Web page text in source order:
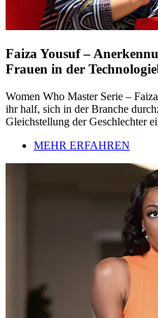
Faiza Yousuf –
Frauen in der
Women Who Master Serie –
ihr half, sich in der Branche
Gleichstellung der Geschlechter
MEHR ERFAHREN